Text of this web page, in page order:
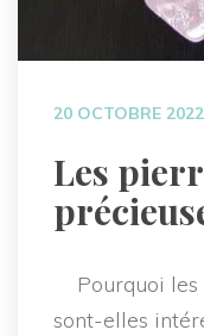
20 OCTOBRE 2022
Les
Pourquoi les
ont-elles